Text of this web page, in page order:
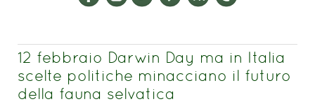
12 febbraio Darwin Day ma in Italia
scelte politiche minacciano il futuro
della fauna selvatica